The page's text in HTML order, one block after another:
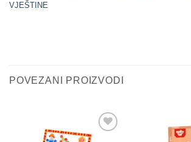
VJEŠTINE
POVEZANI PROIZVODI
Sačuvaj